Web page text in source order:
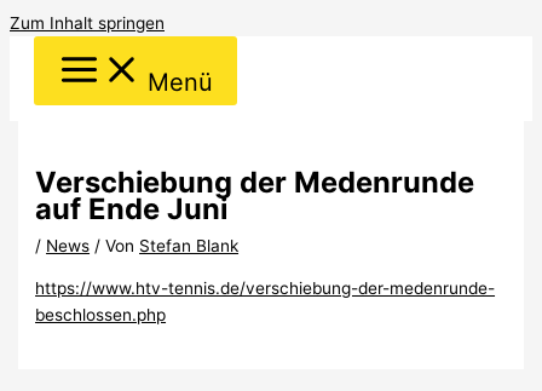
Zum Inhalt springen
Menü
Verschiebung der Medenrunde
auf Ende Juni
/ News / Von Stefan Blank
https://www.htv-tennis.de/verschiebung-der-medenrunde-
beschlossen.php